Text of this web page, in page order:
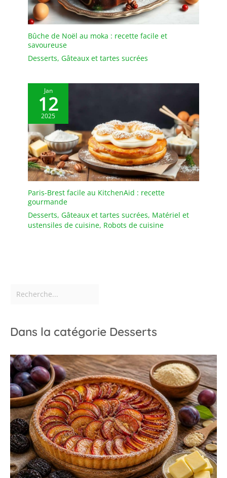
Bûche de Noël au moka : recette facile et
savoureuse
Desserts, Gâteaux et tartes sucrées
Jan
12
2025
Paris-Brest facile au KitchenAid : recette
gourmande
Desserts, Gâteaux et tartes sucrées, Matériel et
ustensiles de cuisine, Robots de cuisine
Dans la catégorie Desserts